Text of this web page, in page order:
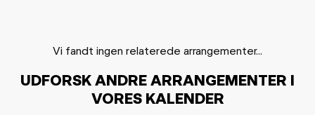
Vi fandt ingen relaterede arrangementer...
UDFORSK ANDRE ARRANGEMENTER I
VORES KALENDER